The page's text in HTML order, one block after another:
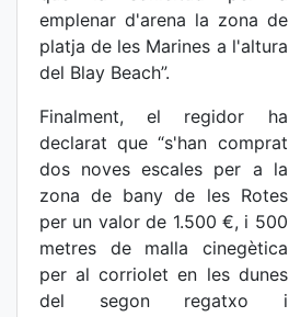
emplenar d'arena la zona de
platja de les Marines a l'altura
del Blay Beach”.
Finalment, el regidor ha
declarat que “s'han comprat
dos noves escales per a la
zona de bany de les Rotes
per un valor de 1.500 €, i 500
metres de malla cinegètica
per al corriolet en les dunes
del segon regatxo i